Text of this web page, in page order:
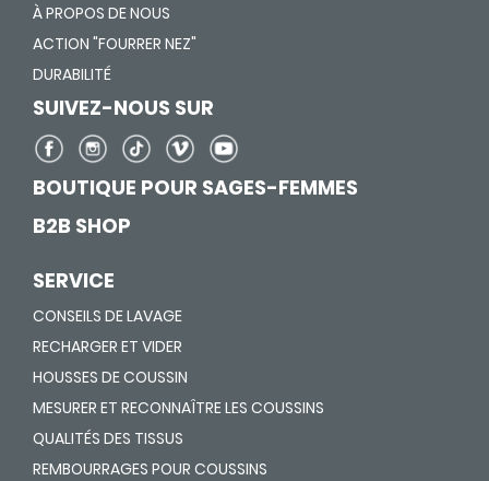
À PROPOS DE NOUS
ACTION "FOURRER NEZ"
DURABILITÉ
SUIVEZ-NOUS SUR
BOUTIQUE POUR SAGES-FEMMES
B2B SHOP
SERVICE
CONSEILS DE LAVAGE
RECHARGER ET VIDER
HOUSSES DE COUSSIN
MESURER ET RECONNAÎTRE LES COUSSINS
QUALITÉS DES TISSUS
REMBOURRAGES POUR COUSSINS